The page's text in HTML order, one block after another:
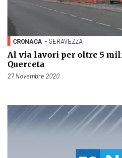
CRONACA - SERAVEZZA
Al via lavori per oltre 5
Querceta
Pubblicato il
27 Novembre 2020